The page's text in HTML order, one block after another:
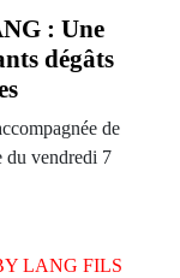
: Une
dégâts
de
du vendredi 7
LANG FILS